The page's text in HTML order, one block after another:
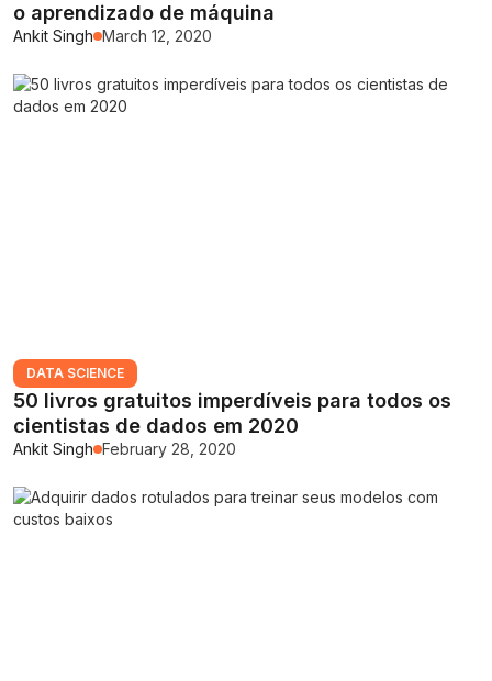
o aprendizado de máquina
Ankit Singh March 12, 2020
DATA SCIENCE
50 livros gratuitos imperdíveis para todos os
cientistas de dados em 2020
Ankit Singh February 28, 2020